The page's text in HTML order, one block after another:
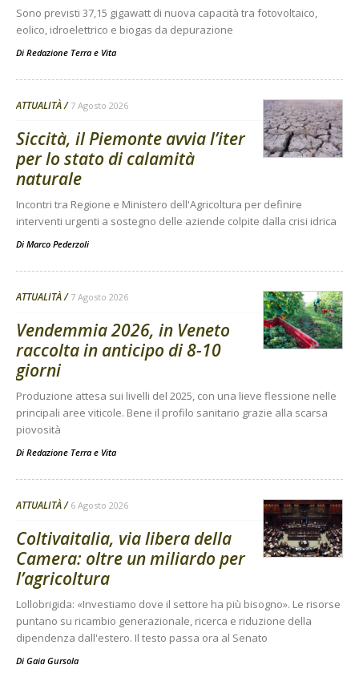
Sono previsti 37,15 gigawatt di nuova capacità tra fotovoltaico,
eolico, idroelettrico e biogas da depurazione
Di Redazione Terra e Vita
ATTUALITÀ 7 Agosto 2026
Siccità, il Piemonte avvia l’iter
per lo stato di calamità
naturale
Incontri tra Regione e Ministero dell'Agricoltura per definire
interventi urgenti a sostegno delle aziende colpite dalla crisi idrica
Di Marco Pederzoli
ATTUALITÀ 7 Agosto 2026
Vendemmia 2026, in Veneto
raccolta in anticipo di 8-10
giorni
Produzione attesa sui livelli del 2025, con una lieve flessione nelle
principali aree viticole. Bene il profilo sanitario grazie alla scarsa
piovosità
Di Redazione Terra e Vita
ATTUALITÀ 6 Agosto 2026
Coltivaitalia, via libera della
Camera: oltre un miliardo per
l’agricoltura
Lollobrigida: «Investiamo dove il settore ha più bisogno». Le risorse
puntano su ricambio generazionale, ricerca e riduzione della
dipendenza dall'estero. Il testo passa ora al Senato
Di Gaia Gursola